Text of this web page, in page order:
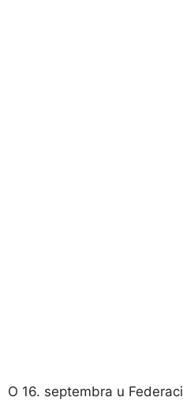
O 16. septembra u